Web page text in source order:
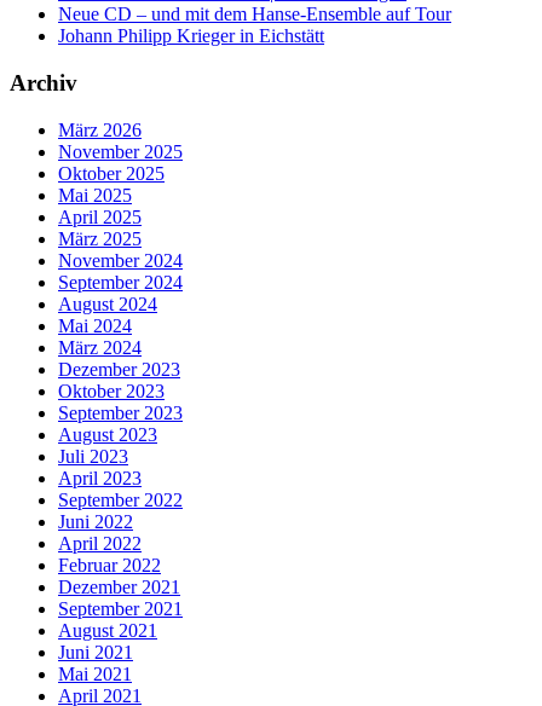
Neue CD – und mit dem Hanse-Ensemble auf Tour
Johann Philipp Krieger in Eichstätt
Archiv
März 2026
November 2025
Oktober 2025
Mai 2025
April 2025
März 2025
November 2024
September 2024
August 2024
Mai 2024
März 2024
Dezember 2023
Oktober 2023
September 2023
August 2023
Juli 2023
April 2023
September 2022
Juni 2022
April 2022
Februar 2022
Dezember 2021
September 2021
August 2021
Juni 2021
Mai 2021
April 2021